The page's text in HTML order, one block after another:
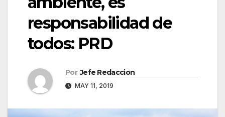
responsabilidad de
todos: PRD
Por Jefe Redaccion
MAY 11, 2019